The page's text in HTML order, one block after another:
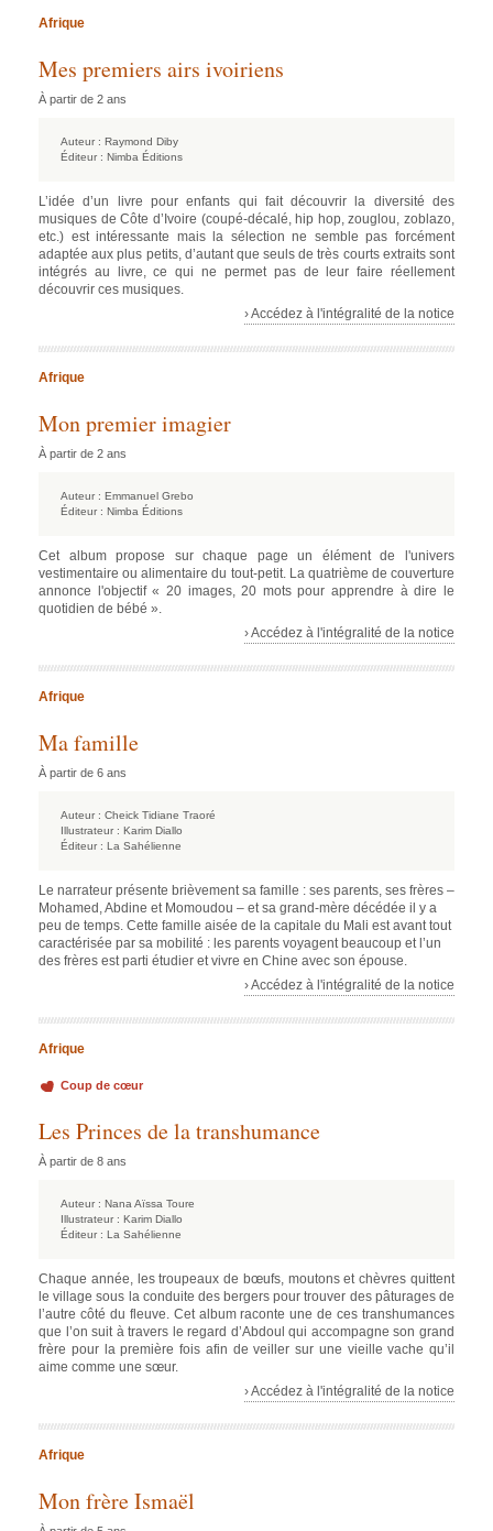
Afrique
Mes premiers airs ivoiriens
À partir de 2 ans
Auteur : Raymond Diby
Éditeur : Nimba Éditions
L’idée d’un livre pour enfants qui fait découvrir la diversité des
musiques de Côte d’Ivoire (coupé-décalé, hip hop, zouglou, zoblazo,
etc.) est intéressante mais la sélection ne semble pas forcément
adaptée aux plus petits, d’autant que seuls de très courts extraits sont
intégrés au livre, ce qui ne permet pas de leur faire réellement
découvrir ces musiques.
› Accédez à l'intégralité de la notice
Afrique
Mon premier imagier
À partir de 2 ans
Auteur : Emmanuel Grebo
Éditeur : Nimba Éditions
Cet album propose sur chaque page un élément de l'univers
vestimentaire ou alimentaire du tout-petit. La quatrième de couverture
annonce l'objectif « 20 images, 20 mots pour apprendre à dire le
quotidien de bébé ».
› Accédez à l'intégralité de la notice
Afrique
Ma famille
À partir de 6 ans
Auteur : Cheick Tidiane Traoré
Illustrateur : Karim Diallo
Éditeur : La Sahélienne
Le narrateur présente brièvement sa famille : ses parents, ses frères –
Mohamed, Abdine et Momoudou – et sa grand-mère décédée il y a
peu de temps. Cette famille aisée de la capitale du Mali est avant tout
caractérisée par sa mobilité : les parents voyagent beaucoup et l’un
des frères est parti étudier et vivre en Chine avec son épouse.
› Accédez à l'intégralité de la notice
Afrique
Coup de cœur
Les Princes de la transhumance
À partir de 8 ans
Auteur : Nana Aïssa Toure
Illustrateur : Karim Diallo
Éditeur : La Sahélienne
Chaque année, les troupeaux de bœufs, moutons et chèvres quittent
le village sous la conduite des bergers pour trouver des pâturages de
l’autre côté du fleuve. Cet album raconte une de ces transhumances
que l’on suit à travers le regard d’Abdoul qui accompagne son grand
frère pour la première fois afin de veiller sur une vieille vache qu’il
aime comme une sœur.
› Accédez à l'intégralité de la notice
Afrique
Mon frère Ismaël